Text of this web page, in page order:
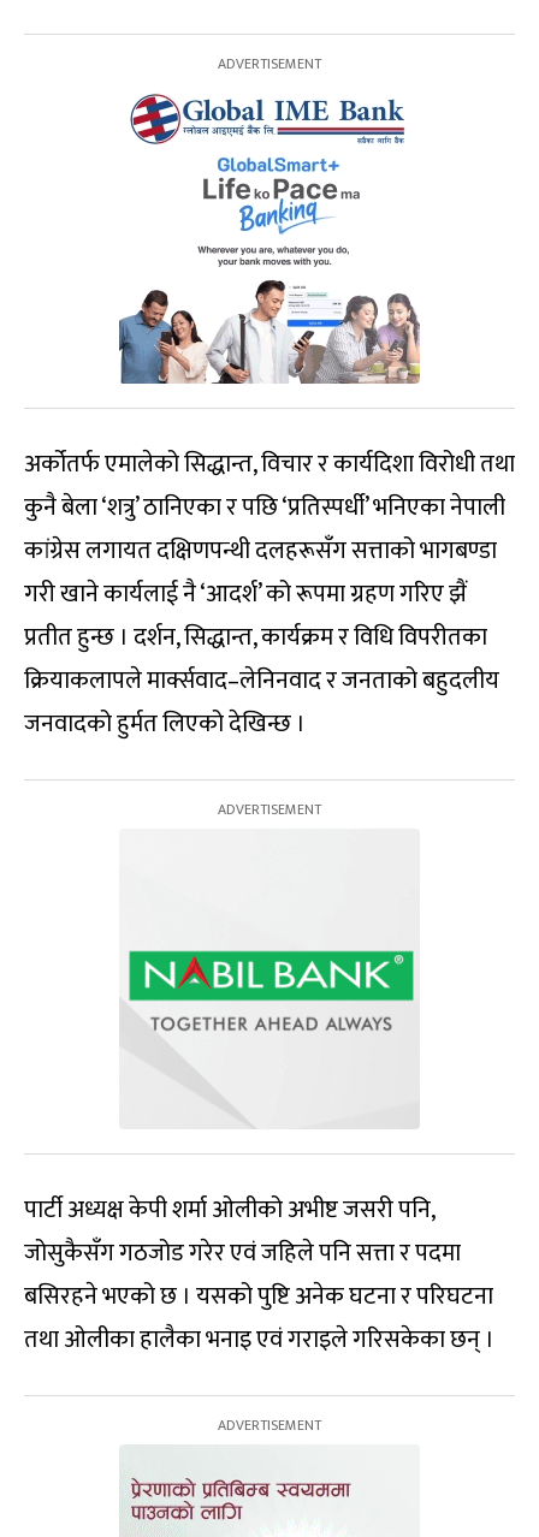
अर्कोतर्फ एमालेको सिद्धान्त, विचार र कार्यदिशा विरोधी तथा
कुनै बेला ‘शत्रु’ ठानिएका र पछि ‘प्रतिस्पर्धी’ भनिएका नेपाली
कांग्रेस लगायत दक्षिणपन्थी दलहरूसँग सत्ताको भागबण्डा
गरी खाने कार्यलाई नै ‘आदर्श’ को रूपमा ग्रहण गरिए झैं
प्रतीत हुन्छ । दर्शन, सिद्धान्त, कार्यक्रम र विधि विपरीतका
क्रियाकलापले मार्क्सवाद–लेनिनवाद र जनताको बहुदलीय
जनवादको हुर्मत लिएको देखिन्छ ।
पार्टी अध्यक्ष केपी शर्मा ओलीको अभीष्ट जसरी पनि,
जोसुकैसँग गठजोड गरेर एवं जहिले पनि सत्ता र पदमा
बसिरहने भएको छ । यसको पुष्टि अनेक घटना र परिघटना
तथा ओलीका हालैका भनाइ एवं गराइले गरिसकेका छन् ।